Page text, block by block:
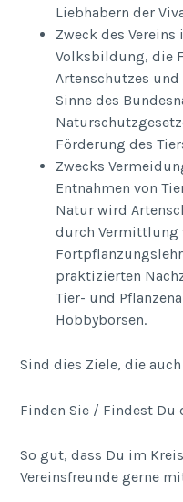
Liebhabern der
Zweck des
Volksbildung, die
Artenschutzes
Sinne des
Förderung des
Zwecks
Entnahmen von
Natur wird
durch Vermittlung
praktizierten
Tier- und
Hobbybörsen.
Sind dies Ziele, die
Finden Sie / Findest
So gut, dass Du im
Vereinsfreunde gerne